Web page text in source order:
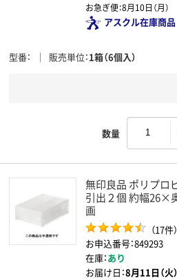
お急ぎ便：8月10日（月）
アスクル在庫商品
型番 販売単位 1箱（6個入）
数量
無印良品 ポリプロ
引出２個 約幅26×
画
（17件）
お申込番号：849293
在庫：あり
お届け日：8月11日（火）